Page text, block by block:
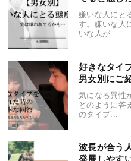
嫌いな人にと
す。嫌いな人
いな人が...
好きなタイ
男女別にご
気になる異性
どのように答
のタイプ...
波長が合う